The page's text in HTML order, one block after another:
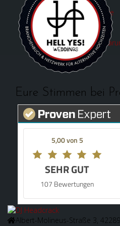
Hochzeitsfeiern
Rock & Alternative
Kontakt
Impressum
Eure Stimmen bei
5,00 von 5
SEHR GUT
107 Bewertungen
Albert-Molineus-Straße 3,